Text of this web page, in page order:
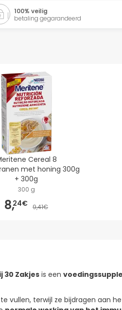
100% veilig
betaling gegarandeerd
Cereal 8
met honing 300g
+ 300g
300 g
8,24€ 9,41€
30 Zakjes is een
vullen, terwijl ze bijdragen aan